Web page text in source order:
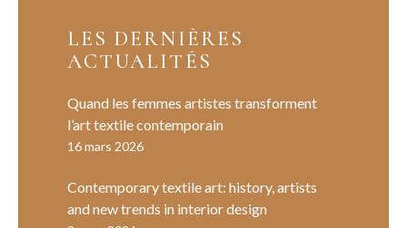
LES DERNIÈRES
ACTUALITÉS
Quand les femmes artistes transforment
l’art textile contemporain
16 mars 2026
Contemporary textile art: history, artists
and new trends in interior design